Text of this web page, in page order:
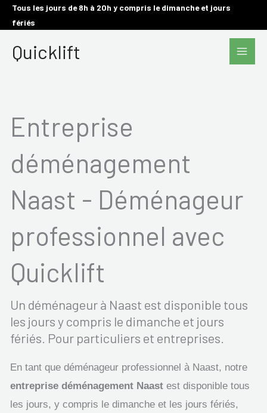
AllerTous les jours de 8h à 20h y compris le dimanche et jours
fériés
Quicklift
Main
Entreprise
déménagement
Naast - Déménageur
professionnel avec
Quicklift
Un déménageur à Naast est disponible tous
les jours y compris le dimanche et jours
fériés. Pour particuliers et entreprises.
En tant que déménageur professionnel à Naast, notre
entreprise déménagement Naast est disponible tous
les jours, y compris le dimanche et les jours fériés,